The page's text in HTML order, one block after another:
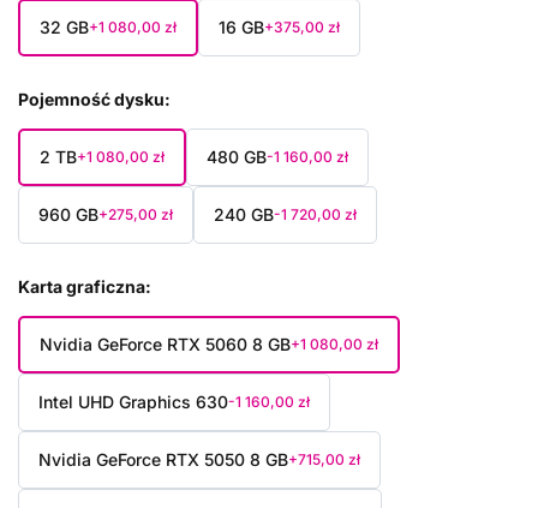
32 GB+1 080,00 zł 16 GB+375,00 zł
Pojemność dysku
2 TB+1 080,00 zł 480 GB-1 160,00 zł
960 GB+275,00 zł 240 GB-1 720,00 zł
Karta graficzna
Nvidia GeForce RTX 5060 8 GB+1 080,00 zł
Intel UHD Graphics 630-1 160,00 zł
Nvidia GeForce RTX 5050 8 GB+715,00 zł